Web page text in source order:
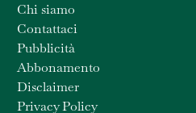
Chi siamo
Contattaci
Pubblicità
Abbonamento
Disclaimer
Privacy Policy